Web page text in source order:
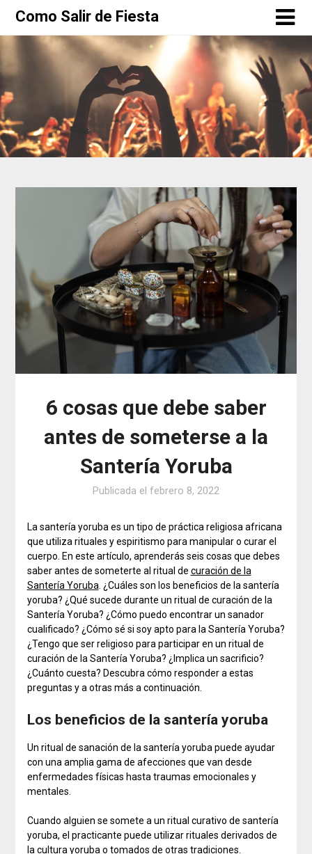
Como Salir de Fiesta
6 cosas que debe saber
antes de someterse a la
Santería Yoruba
Publicada el febrero 8, 2022
La santería yoruba es un tipo de práctica religiosa africana
que utiliza rituales y espiritismo para manipular o curar el
cuerpo. En este artículo, aprenderás seis cosas que debes
saber antes de someterte al ritual de curación de la
Santería Yoruba. ¿Cuáles son los beneficios de la santería
yoruba? ¿Qué sucede durante un ritual de curación de la
Santería Yoruba? ¿Cómo puedo encontrar un sanador
cualificado? ¿Cómo sé si soy apto para la Santería Yoruba?
¿Tengo que ser religioso para participar en un ritual de
curación de la Santería Yoruba? ¿Implica un sacrificio?
¿Cuánto cuesta? Descubra cómo responder a estas
preguntas y a otras más a continuación.
Los beneficios de la santería yoruba
Un ritual de sanación de la santería yoruba puede ayudar
con una amplia gama de afecciones que van desde
enfermedades físicas hasta traumas emocionales y
mentales.
Cuando alguien se somete a un ritual curativo de santería
yoruba, el practicante puede utilizar rituales derivados de
la cultura yoruba o tomados de otras tradiciones.